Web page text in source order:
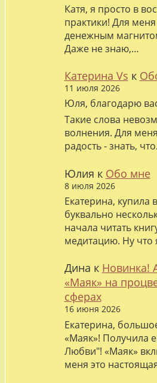
Катя, я просто в
практики! Для
денежным
Даже не знаю,…
Катерина Vs к
11 июля 2026
Юля, благодарю
Такие слова
волнения. Для
радость - знать,
Юлия к Обо мне
8 июля 2026
Екатерина,
буквально
начала читать
медитацию. Ну что
Дина к Новинка!
«Маяк» на
сферах
16 июня 2026
Екатерина,
«Маяк»! Получила
Любви"! «Маяк»
меня это